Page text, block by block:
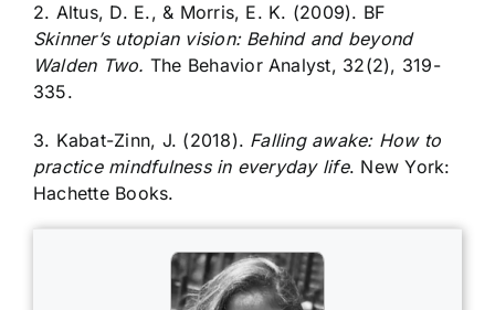
2. Altus, D. E., & Morris, E. K. (2009). BF
Skinner’s utopian vision: Behind and beyond
Walden Two. The Behavior Analyst, 32(2), 319-
335.
3. Kabat-Zinn, J. (2018). Falling awake: How to
practice mindfulness in everyday life. New York:
Hachette Books.